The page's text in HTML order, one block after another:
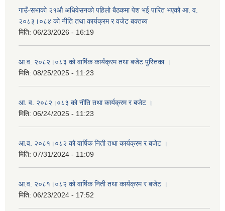
गाउँ-सभाको २१औ अधिवेसनको पहिलो बैठकमा पेश भई पारित भएको आ. व.
२०८३।०८४ को नीति तथा कार्यक्रम र वजेट बक्तब्य
मिति: 06/23/2026 - 16:19
आ.व. २०८२।०८३ को वार्षिक कार्यक्रम तथा बजेट पुस्तिका ।
मिति: 08/25/2025 - 11:23
आ. व. २०८२।०८३ को नीति तथा कार्यक्रम र बजेट ।
मिति: 06/24/2025 - 11:23
आ.व. २०८१।०८२ को वार्षिक निती तथा कार्यक्रम र बजेट ।
मिति: 07/31/2024 - 11:09
आ.व. २०८१।०८२ को वार्षिक निती तथा कार्यक्रम र बजेट ।
मिति: 06/23/2024 - 17:52